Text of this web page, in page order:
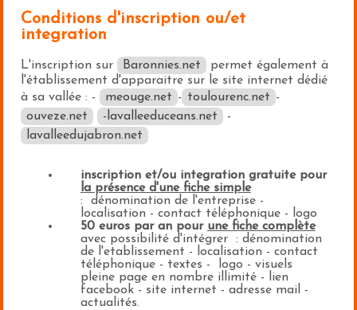
Conditions d'inscription ou/et
integration
L'inscription sur Baronnies.net
permet également à
l'établissement d'apparaitre sur le site internet dédié
à sa vallée : -
meouge.net - toulourenc.net -
ouveze.net
-lavalleeduceans.net
-
lavalleedujabron.net
inscription et/ou integration gratuite pour
la présence d'une fiche simple
: dénomination de l'entreprise -
localisation - contact téléphonique - logo
50 euros par an pour une fiche complète
avec possibilité d'intégrer : dénomination
de l'etablissement - localisation - contact
téléphonique - textes - logo - visuels
pleine page en nombre illimité - lien
facebook - site internet - adresse mail -
actualités.